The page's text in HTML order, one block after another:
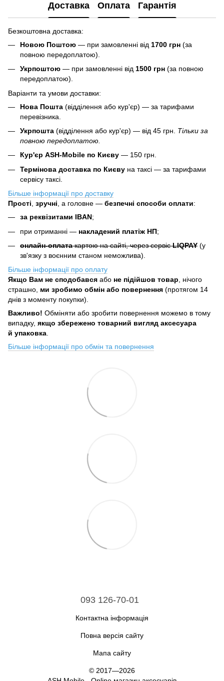
Доставка Оплата Гарантія
Безкоштовна доставка:
Новою Поштою — при замовленні від 1700 грн (за
повною передоплатою).
Укрпоштою — при замовленні від 1500 грн (за повною
передоплатою).
Варіанти та умови доставки:
Нова Пошта (відділення або кур'єр) — за тарифами
перевізника.
Укрпошта (відділення або кур'єр) — від 45 грн. Тільки за
повною передоплатою.
Кур'єр ASH-Mobile по Києву — 150 грн.
Термінова доставка по Києву на таксі — за тарифами
сервісу таксі.
Більше інформації про доставку
Прості, зручні, а головне — безпечні способи оплати:
за реквізитами IBAN;
при отриманні — накладений платіж НП;
онлайн-оплатакартою на сайті, через сервісLIQPAY (у
зв'язку з воєнним станом неможлива).
Більше інформації про оплату
Якщо Вам не сподобався або не підійшов товар, нічого
страшно, ми зробимо обмін або повернення (протягом 14
днів з моменту покупки).
Важливо! Обміняти або зробити повернення можемо в тому
випадку, якщо збережено товарний вигляд аксесуара
й упаковка.
Більше інформації про обмін та повернення
093 126-70-01
Контактна інформація
Повна версія сайту
Мапа сайту
© 2017—2026